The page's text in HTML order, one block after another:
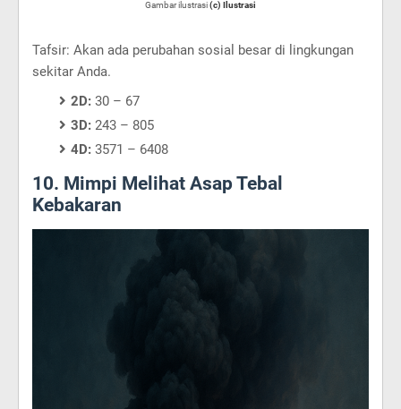
Gambar ilustrasi(c) Ilustrasi
Tafsir: Akan ada perubahan sosial besar di lingkungan
sekitar Anda.
2D: 30 – 67
3D: 243 – 805
4D: 3571 – 6408
10. Mimpi Melihat Asap Tebal
Kebakaran